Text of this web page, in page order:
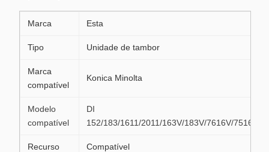
Marca Esta
Tipo Unidade de tambor
Marca
compatível
Konica Minolta
Modelo
compatível
DI
152/183/1611/2011/163V/183V/7616V/7516V
Recurso Compatível